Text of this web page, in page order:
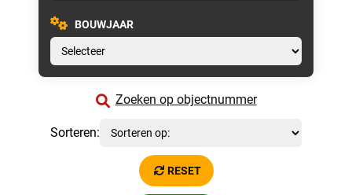
BOUWJAAR
Zoeken op objectnummer
Sorteren:
RESET